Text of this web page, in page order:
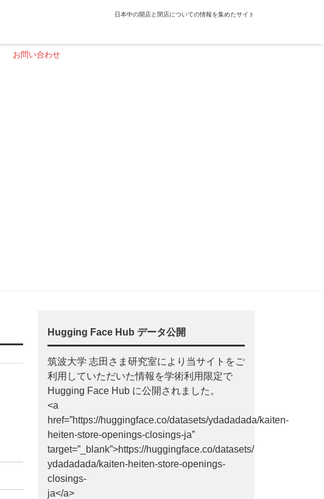
日本中の開店と閉店についての情報を集めたサイト
お問い合わせ
Hugging Face Hub データ公開
筑波大学 志田さま研究室により当サイトをご
利用していただいた情報を学術利用限定で
Hugging Face Hub に公開されました。
<a
href=”https://huggingface.co/datasets/ydadadada/kaiten-
heiten-store-openings-closings-ja”
target=”_blank”>https://huggingface.co/datasets/
ydadadada/kaiten-heiten-store-openings-
closings-
ja</a>